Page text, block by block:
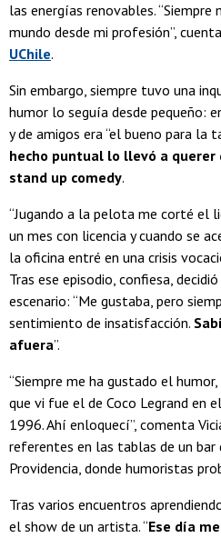
las energías renovables.
mundo desde mi profesión”,
UChile.
Sin embargo, siempre tuvo una
humor lo seguía desde pequeño:
y de amigos era “el bueno para la
hecho puntual lo llevó a
stand up comedy.
“Jugando a la pelota me corté el
un mes con licencia y cuando se
la oficina entré en una crisis
Tras ese episodio, confiesa,
escenario: “Me gustaba, pero
sentimiento de insatisfacción.
afuera”.
“Siempre me ha gustado el
que vi fue el de Coco Legrand en
1996. Ahí enloquecí”, comenta
referentes en las tablas de un bar
Providencia, donde humoristas
Tras varios encuentros
el show de un artista. “Ese día